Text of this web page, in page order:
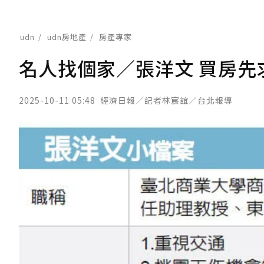
udn udn房地產 房產專家
名人找個家／張洋文 買房先
2025-10-11 05:48 經濟日報／記者林宸誼／台北報導